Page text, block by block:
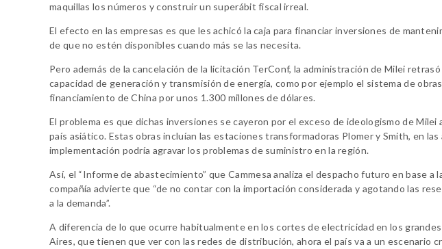
maquillas los números y construir un superábit fiscal irreal.
El efecto en las empresas es que les achicó la caja para financiar inversiones de
de que no estén disponibles cuando más se las necesita.
Pero además de la cancelación de la licitación TerConf, la administración de Milei
capacidad de generación y transmisión de energía, como por ejemplo el sistema de
financiamiento de China por unos 1.300 millones de dólares.
El problema es que dichas inversiones se cayeron por el exceso de ideologismo de
país asiático. Estas obras incluían las estaciones transformadoras Plomer y Smith, en
implementación podría agravar los problemas de suministro en la región.
Así, el “Informe de abastecimiento” que Cammesa analiza el despacho futuro en base
compañía advierte que “de no contar con la importación considerada y agotando las
a la demanda”.
A diferencia de lo que ocurre habitualmente en los cortes de electricidad en los
Aires, que tienen que ver con las redes de distribución, ahora el país va a un escenario